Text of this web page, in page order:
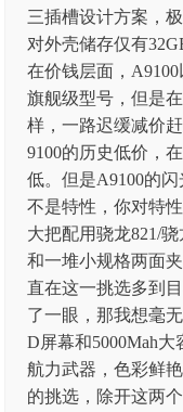
三插槽设计方案，
对外壳储存仅有
在价钱层面，
旗舰级型号，但是
样，一路迟缓减价
9100的历史低价，
低。但是A9100的
不是特性，你对特
大把配用骁龙821/
和一堆小规格两面
直在这一挑选多到
了一眼，那我想毫
D屏幕和5000Mah
航力武器，色彩鲜
的挑选，除开这两